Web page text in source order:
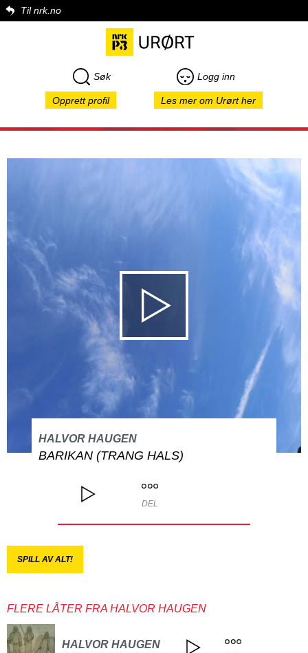
Til nrk.no
Søk Logg inn
Opprett profil Les mer om Urørt her
HALVOR HAUGEN
BARIKAN (TRANG HALS)
DEL
SPILL AV ALT!
FLERE LÅTER FRA HALVOR HAUGEN
HALVOR HAUGEN